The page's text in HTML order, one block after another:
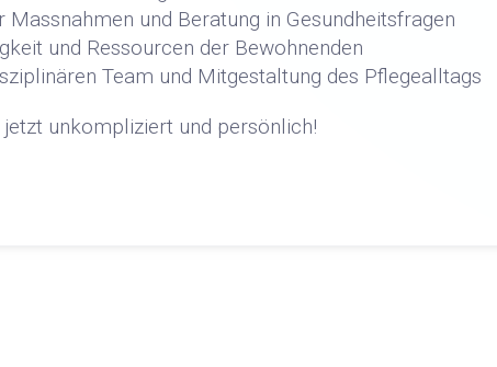
und Beratung in Gesundheitsfragen
und Ressourcen der Bewohnenden
Team und Mitgestaltung des Pflegealltags
unkompliziert und persönlich!